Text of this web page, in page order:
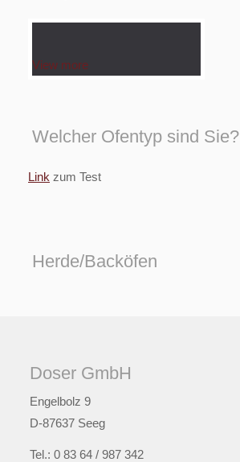
View more
Welcher Ofentyp sind Sie?
Link zum Test
Herde/Backöfen
Doser GmbH
Engelbolz 9
D-87637 Seeg
Tel.: 0 83 64 / 987 342